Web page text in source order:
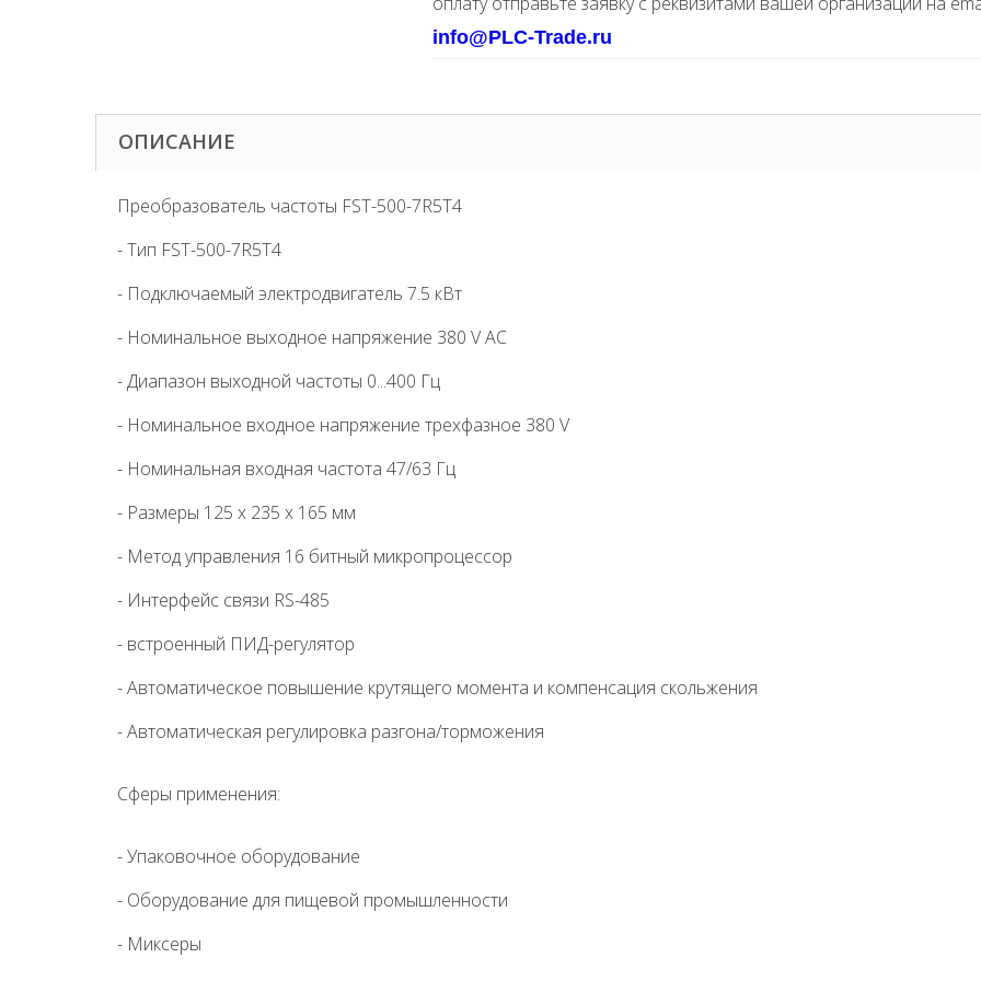
info@PLC-Trade.ru
ОПИСАНИЕ
Преобразователь частоты FST-500-7R5T4
- Тип FST-500-7R5T4
- Подключаемый электродвигатель 7.5 кВт
- Номинальное выходное напряжение 380 V AC
- Диапазон выходной частоты 0...400 Гц
- Номинальное входное напряжение трехфазное 380 V
- Номинальная входная частота 47/63 Гц
- Размеры 125 х 235 х 165 мм
- Метод управления 16 битный микропроцессор
- Интерфейс связи RS-485
- встроенный ПИД-регулятор
- Автоматическое повышение крутящего момента и компенсация скольжения
- Автоматическая регулировка разгона/торможения
Сферы применения:
- Упаковочное оборудование
- Оборудование для пищевой промышленности
- Миксеры